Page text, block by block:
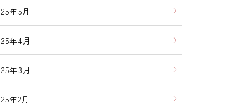
年5月
年4月
年3月
年2月